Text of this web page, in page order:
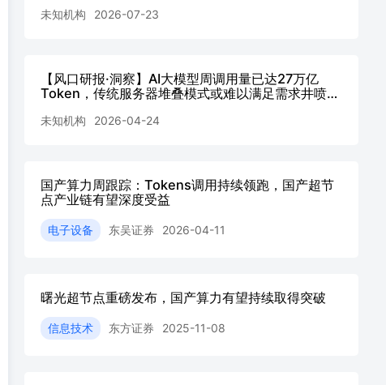
或向周20260723
未知机构 2026-07-23
【风口研报·洞察】AI大模型周调用量已达27万亿
Token，传统服务器堆叠模式或难以满足需求井喷，
万亿级算力需求的关键基座；本轮-20260424
未知机构 2026-04-24
国产算力周跟踪：Tokens调用持续领跑，国产超节
点产业链有望深度受益
电子设备 东吴证券 2026-04-11
曙光超节点重磅发布，国产算力有望持续取得突破
信息技术 东方证券 2025-11-08